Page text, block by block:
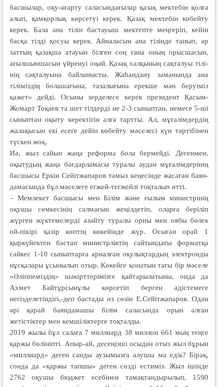
басшылар, оқу-ағарту саласындағылар қазақ мектебін қолға
алып, қамқорлық көрсетуі ке­рек. Қазақ мектебін көбейту
керек. Бала ана тілін бастауыш мектепте мең­геріп, кейін
басқа тілді қосуы керек. Ай­на­ласын ана тілінде танып, әр
заттың қазақша атауын білген соң ғана оның орысшасын,
ағылшыншасын үйренуі оңай. Қазақ халқының сақталуы тілі­
нің сақталуына байланысты. Жаһандану заманында ана
тіліміздің болашағы­на, тазалығына ерекше мән беруіміз
қажет» дейді. Осыны зерделесе керек президент Қасым-
Жомарт Тоқаев та шет тілдерді не 2-3 сыныптан, немесе 5-ші
сыныптан оқыту керектігін алға тартты. Ал, мұғалімдердің
жалақысын екі есеге дейін көбейту мәселесі күн тәртібінен
түскен жоқ.
Иә, жыл сайын жаңа реформа бола бермейді. Дегенмен,
оқытудың жаңа бағдарламасы туралы аудан мұғалімдерінің
басшысы Еркін Сейітжапаров тамыз кеңесінде жасаған баян­
дамасында бұл мәселеге егжей-тегжейлі тоқталып өтті.
– Мемлекет басшысы мен Білім жә­не ғылым министрінің
оқушы сөм­кесінің салмағын жеңілдетіп, оларға беріліп
жүрген жүктемелерді азайту туралы орны мен оябы бөлек
ой-пі­кірі қазір көптің көкейінде жүр. Осы­ған орай 1
қыркүйектен бастап министр­ліктің сайтындағы формат­қа
сәйкес 1-10 сыныптарға арналған оқулықтардың электронды
нұсқала­ры ұсынылып отыр. Көкейге қонатын тағы бір мәселе
«Әліппеміздің» шәкірттерімізге қайтарылатыны, онда да
Ахмет Байтұрсынұлы көрсетіп берген әдістемеге
негізделетіндігі,-деп бастады өз сөзін Е.Сейітжапаров. Одан
әрі қарай баяндамашы білім са­ласында орын алған
жетістіктер мен кемшіліктерге тоқталды.
2019 жылы бұл салаға 7 миллиард 38 миллон 661 мың теңге
қаржы бөлініпті. Апыр-ай, десеңізші осыдан отыз жыл бұрын
«миллиард» деген санды аузымызға алушы ма едік? Бірақ,
сонда да «қаржы тапшы» деген сөзді естиміз. Жыл ішінде
2762 оқу­шы бюджет есебінен тамақтандыры­лып, 1590